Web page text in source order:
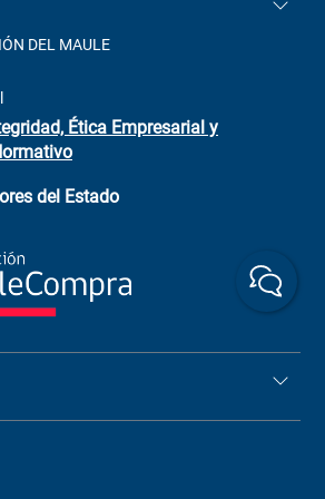
+(73) 256
(73)
DEL MAULE
Ética Empresarial y
del Estado